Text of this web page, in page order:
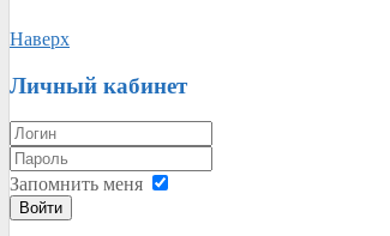
Наверх
Личный кабинет
Запомнить меня
Войти